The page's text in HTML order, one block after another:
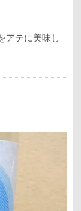
アテに美味し